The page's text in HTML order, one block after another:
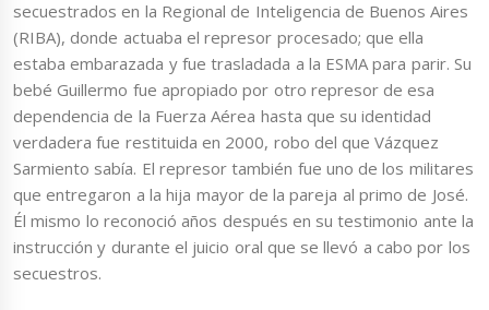
secuestrados en la Regional de Inteligencia de Buenos Aires
(RIBA), donde actuaba el represor procesado; que ella
estaba embarazada y fue trasladada a la ESMA para parir. Su
bebé Guillermo fue apropiado por otro represor de esa
dependencia de la Fuerza Aérea hasta que su identidad
verdadera fue restituida en 2000, robo del que Vázquez
Sarmiento sabía. El represor también fue uno de los militares
que entregaron a la hija mayor de la pareja al primo de José.
Él mismo lo reconoció años después en su testimonio ante la
instrucción y durante el juicio oral que se llevó a cabo por los
secuestros.